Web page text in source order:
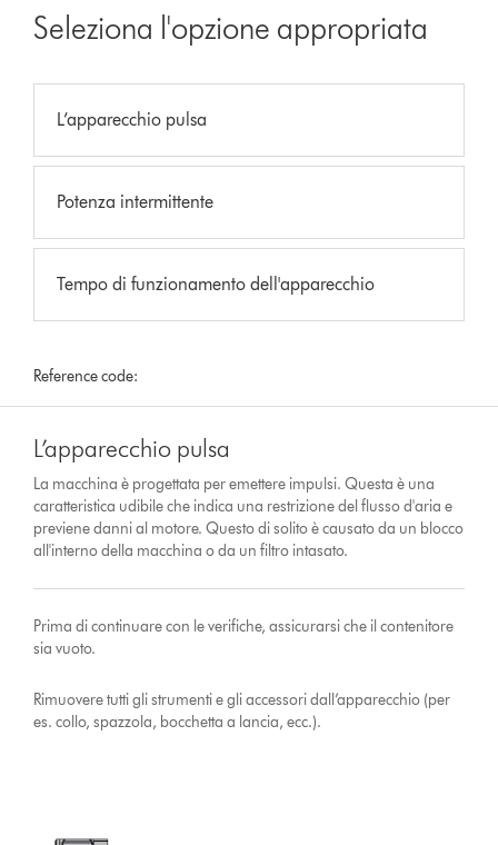
Seleziona l'opzione appropriata
L’apparecchio pulsa
Potenza intermittente
Tempo di funzionamento dell'apparecchio
Reference code:
L’apparecchio pulsa
La macchina è progettata per emettere impulsi. Questa è una
caratteristica udibile che indica una restrizione del flusso d'aria e
previene danni al motore. Questo di solito è causato da un blocco
all'interno della macchina o da un filtro intasato.
Prima di continuare con le verifiche, assicurarsi che il contenitore
sia vuoto.
Rimuovere tutti gli strumenti e gli accessori dall’apparecchio (per
es. collo, spazzola, bocchetta a lancia, ecc.).